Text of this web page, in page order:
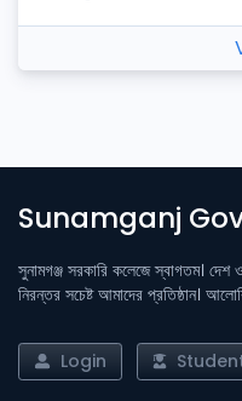
Sunamganj
সুনামগঞ্জ সরকারি কলেজে স্বাগতম।
নিরন্তর সচেষ্ট আমাদের প্রতিষ্ঠান।
Login